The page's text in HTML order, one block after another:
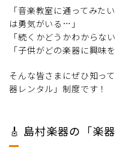
「音楽教室に通ってみた
は勇気がいる…」
「続くかどうかわからな
「子供がどの楽器に興味
そんな皆さまにぜひ知っ
器レンタル」制度です！
🎸 島村楽器の「楽